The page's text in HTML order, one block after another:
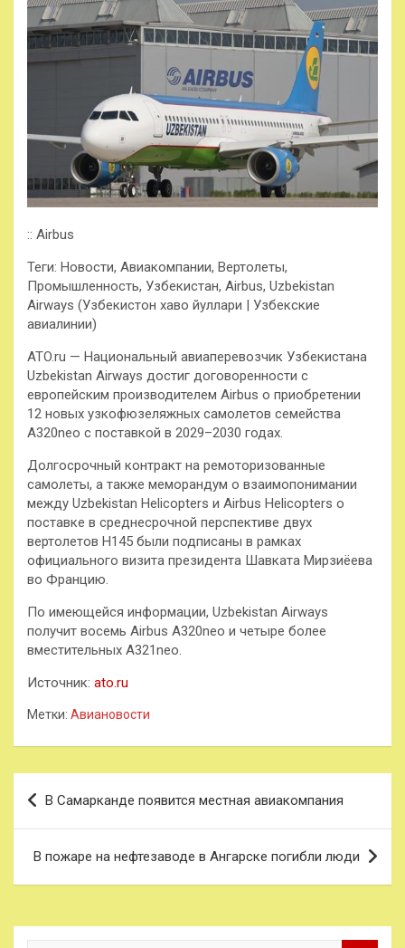
:: Airbus
Теги: Новости, Авиакомпании, Вертолеты,
Промышленность, Узбекистан, Airbus, Uzbekistan
Airways (Узбекистон хаво йуллари | Узбекские
авиалинии)
ATO.ru — Национальный авиаперевозчик Узбекистана
Uzbekistan Airways достиг договоренности с
европейским производителем Airbus о приобретении
12 новых узкофюзеляжных самолетов семейства
А320neo с поставкой в 2029–2030 годах.
Долгосрочный контракт на ремоторизованные
самолеты, а также меморандум о взаимопонимании
между Uzbekistan Helicopters и Airbus Helicopters о
поставке в среднесрочной перспективе двух
вертолетов Н145 были подписаны в рамках
официального визита президента Шавката Мирзиёева
во Францию.
По имеющейся информации, Uzbekistan Airways
получит восемь Airbus A320neo и четыре более
вместительных A321neo.
Источник: ato.ru
Метки: Авиановости
Навигация
по
записям
В Самарканде появится местная авиакомпания
В пожаре на нефтезаводе в Ангарске погибли люди